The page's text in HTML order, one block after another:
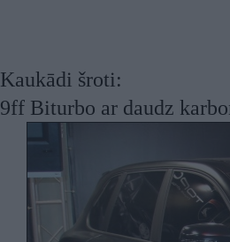
Kaukādi šroti:
9ff Biturbo ar daudz